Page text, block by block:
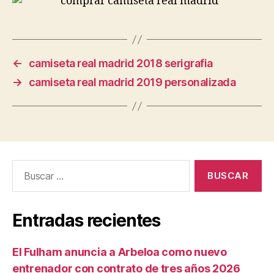
←
camiseta real madrid 2018 serigrafia
→
camiseta real madrid 2019 personalizada
Entradas recientes
El Fulham anuncia a Arbeloa como nuevo
entrenador con contrato de tres años 2026